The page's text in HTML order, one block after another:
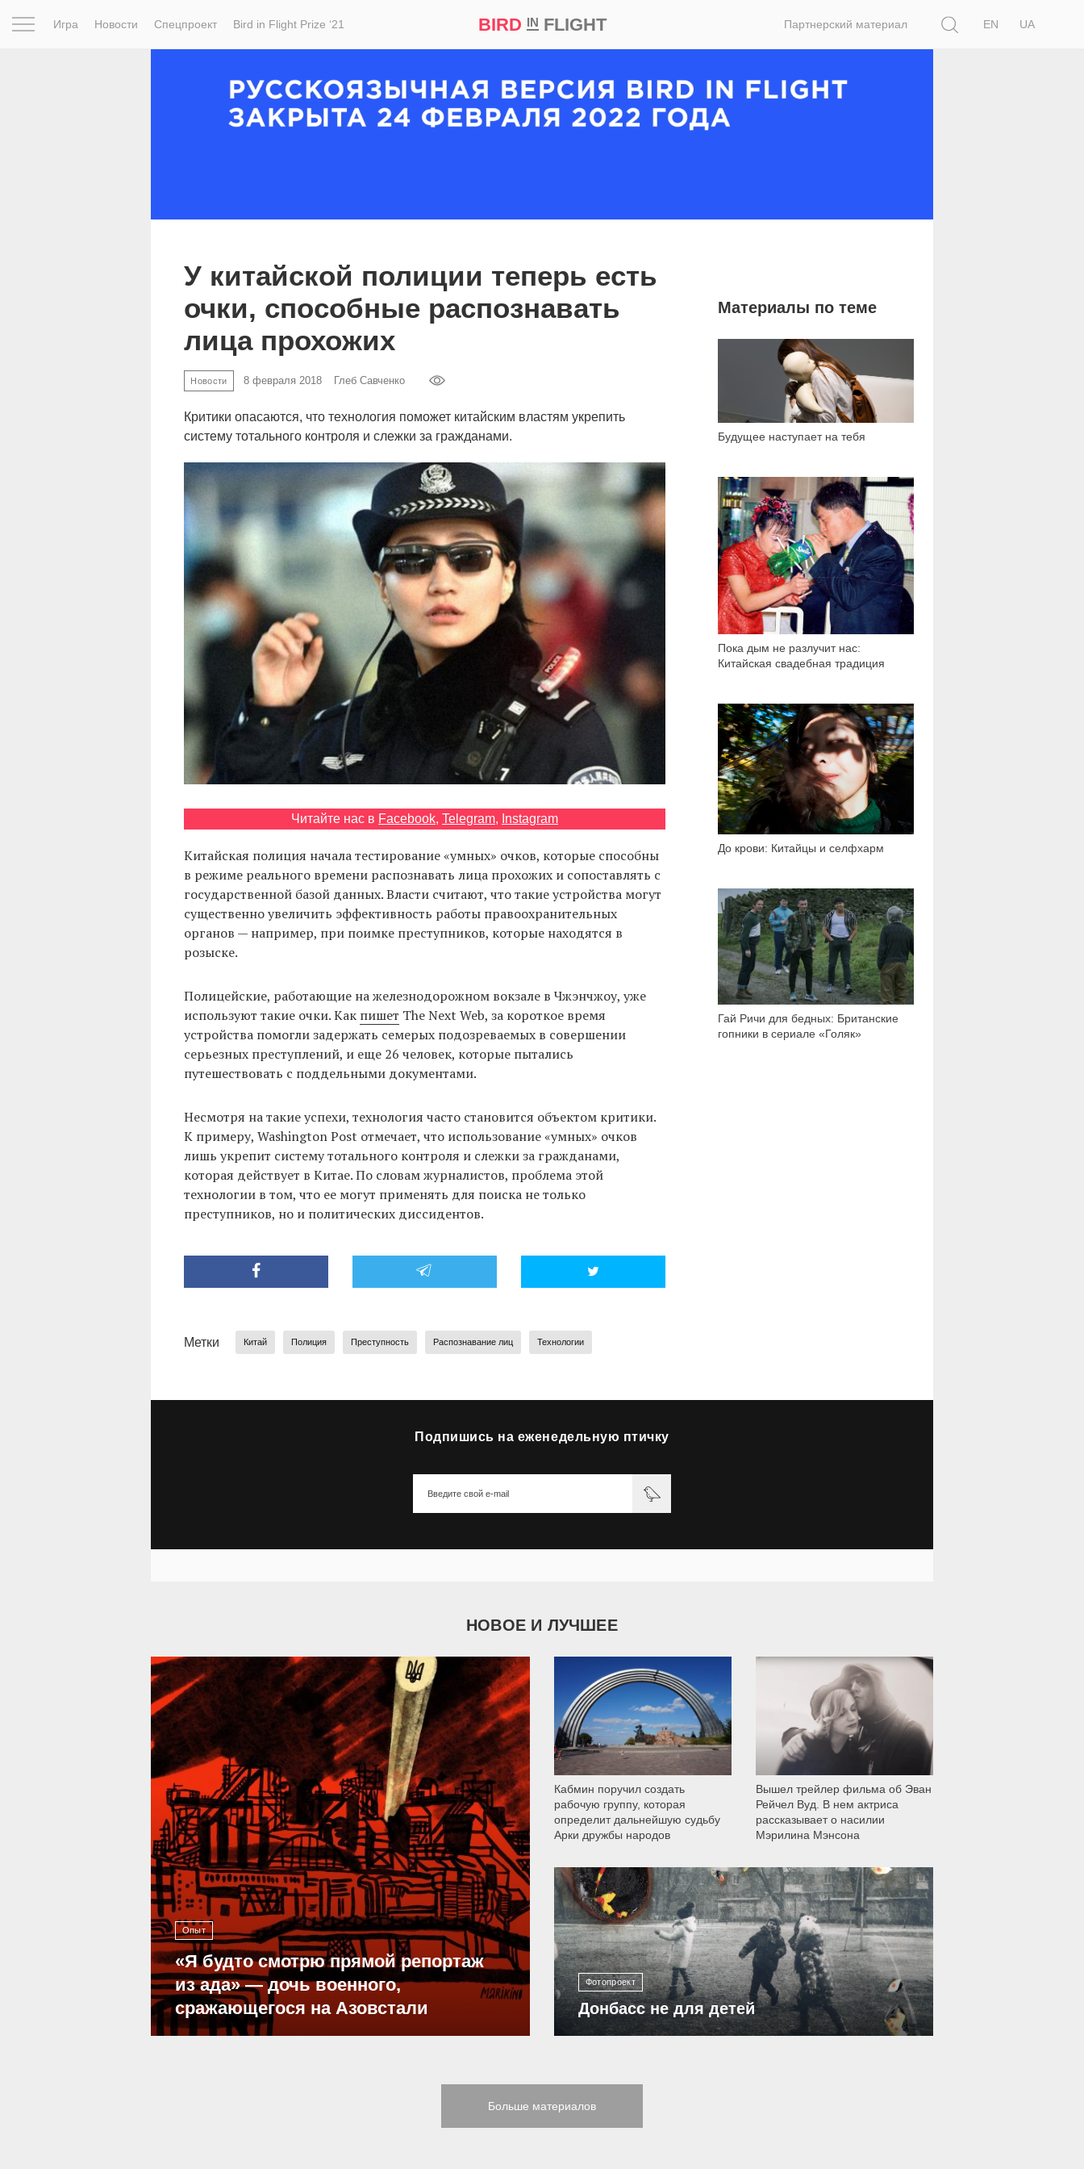
Игра Новости Спецпроект Bird in Flight Prize ‘21 BIRD INFLIGHT Партнерский материал
EN
UA
У китайской полиции теперь есть
очки, способные распознавать
лица прохожих
Новости 8 февраля 2018 Глеб Савченко
Критики опасаются, что технология поможет китайским властям укрепить
систему тотального контроля и слежки за гражданами.
Читайте нас в Facebook, Telegram, Instagram
Китайская полиция начала тестирование «умных» очков, которые способны
в режиме реального времени распознавать лица прохожих и сопоставлять с
государственной базой данных. Власти считают, что такие устройства могут
существенно увеличить эффективность работы правоохранительных
органов — например, при поимке преступников, которые находятся в
розыске.
Полицейские, работающие на железнодорожном вокзале в Чжэнчжоу, уже
используют такие очки. Как пишет The Next Web, за короткое время
устройства помогли задержать семерых подозреваемых в совершении
серьезных преступлений, и еще 26 человек, которые пытались
путешествовать с поддельными документами.
Несмотря на такие успехи, технология часто становится объектом критики.
К примеру, Washington Post отмечает, что использование «умных» очков
лишь укрепит систему тотального контроля и слежки за гражданами,
которая действует в Китае. По словам журналистов, проблема этой
технологии в том, что ее могут применять для поиска не только
преступников, но и политических диссидентов.
Метки Китай Полиция Преступность Распознавание лиц Технологии
Материалы по теме
Будущее наступает на тебя
2 284
Пока дым не разлучит нас:
Китайская свадебная традиция
10 085
До крови: Китайцы и селфхарм
3 893
Гай Ричи для бедных: Британские
гопники в сериале «Голяк»
20 439
Подпишись на еженедельную птичку
НОВОЕ И ЛУЧШЕЕ
Опыт
«Я будто смотрю прямой репортаж
из ада» — дочь военного,
сражающегося на Азовстали
39 301
Кабмин поручил создать
рабочую группу, которая
определит дальнейшую судьбу
Арки дружбы народов
9 792
Вышел трейлер фильма об Эван
Рейчел Вуд. В нем актриса
рассказывает о насилии
Мэрилина Мэнсона
Фотопроект
Донбасс не для детей
12 308
Больше материалов